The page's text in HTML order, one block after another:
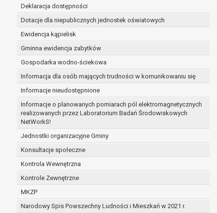
Deklaracja dostępności
Dotacje dla niepublicznych jednostek oświatowych
Ewidencja kąpielisk
Gminna ewidencja zabytków
Gospodarka wodno-ściekowa
Informacja dla osób mających trudności w komunikowaniu się
Informacje nieudostępnione
Informacje o planowanych pomiarach pól elektromagnetycznych
realizowanych przez Laboratorium Badań Środowiskowych
NetWorkS!
Jednostki organizacyjne Gminy
Konsultacje społeczne
Kontrola Wewnętrzna
Kontrole Zewnętrzne
MKZP
Narodowy Spis Powszechny Ludności i Mieszkań w 2021 r.
na podstawie zgody osoby, której dane dotyczą
przetwarzanie odbywa się do czasu wycofania tej
zgody.
W przypadku, gdy dane osobowe przetwarzane są
w celu zawarcia i realizacji umowy przetwarzanie
odbywa się przez okres niezbędny do realizacji
zawartej umowy, a po tym czasie w zakresie
wymaganym przez przepisy prawa lub dla
zabezpieczenia ewentualnych roszczeń, a w
przypadku wyrażenia zgody na przetwarzanie
danych po zakończeniu i rozliczeniu umowy, do
czasu wycofania tej zgody.
Ponadto w przypadku umów o dofinansowanie
dane osobowe od momentu pozyskania
przechowywane są przez okres wynikający z
umowy o dofinansowanie zawartej między
beneficjentem a określoną instytucją, trwałości
danego projektu i konieczności zachowania
dokumentacji projektu do celów kontrolnych.
W związku z przetwarzaniem przez